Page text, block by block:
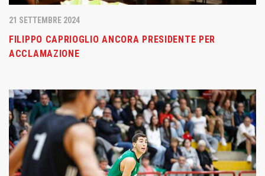
21 SETTEMBRE 2024
FILIPPO CAPRIOGLIO ANCORA PRESIDENTE PER
ACCLAMAZIONE